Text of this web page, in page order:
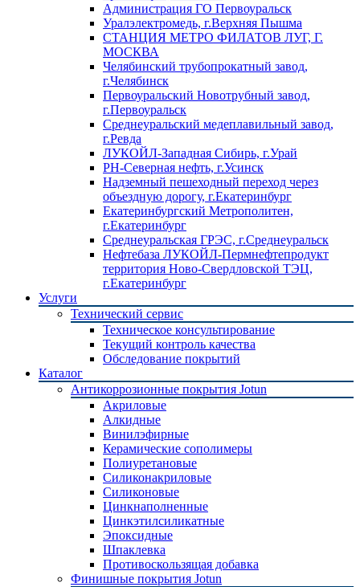
Администрация ГО Первоуральск
Уралэлектромедь, г.Верхняя Пышма
СТАНЦИЯ МЕТРО ФИЛАТОВ ЛУГ, Г.
МОСКВА
Челябинский трубопрокатный завод,
г.Челябинск
Первоуральский Новотрубный завод,
г.Первоуральск
Среднеуральский медеплавильный завод,
г.Ревда
ЛУКОЙЛ-Западная Сибирь, г.Урай
РН-Северная нефть, г.Усинск
Надземный пешеходный переход через
объездную дорогу, г.Екатеринбург
Екатеринбургский Метрополитен,
г.Екатеринбург
Среднеуральская ГРЭС, г.Среднеуральск
Нефтебаза ЛУКОЙЛ-Пермнефтепродукт
территория Ново-Свердловской ТЭЦ,
г.Екатеринбург
Услуги
Технический сервис
Техническое консультирование
Текущий контроль качества
Обследование покрытий
Каталог
Антикоррозионные покрытия Jotun
Акриловые
Алкидные
Винилэфирные
Керамические сополимеры
Полиуретановые
Силиконакриловые
Силиконовые
Цинкнаполненные
Цинкэтилсиликатные
Эпоксидные
Шпаклевка
Противоскользящая добавка
Финишные покрытия Jotun